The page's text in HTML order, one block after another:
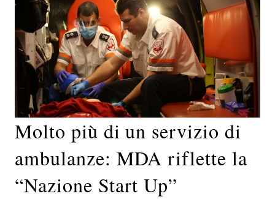
Molto più di un servizio di
ambulanze: MDA riflette la
“Nazione Start Up”